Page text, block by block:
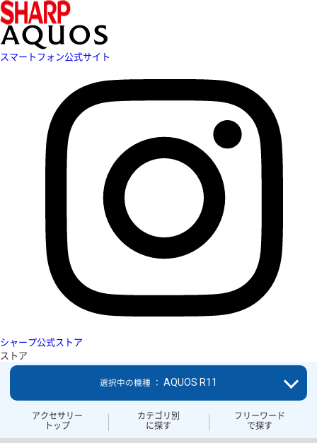
スマートフォン公式サイト
シャープ公式ストア
ストア
アクセサリー
トップ
カテゴリ別
に探す
フリーワード
で探す
選択中の機種 ： AQUOS R11